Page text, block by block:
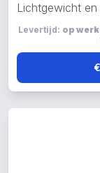
Lichtgewicht en
Levertijd: op